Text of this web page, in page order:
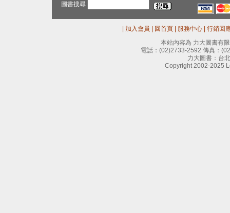
圖書搜尋
加入會員 回首頁 服務中心
行銷回
本站內容為 力大圖書有
電話： (02)2733-2592 傳真：
力大圖書：台
Copyright 2002-2025